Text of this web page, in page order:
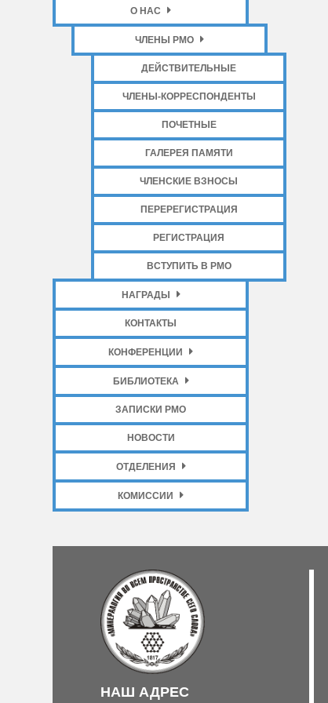
О НАС
ЧЛЕНЫ РМО
ДЕЙСТВИТЕЛЬНЫЕ
ЧЛЕНЫ-КОРРЕСПОНДЕНТЫ
ПОЧЕТНЫЕ
ГАЛЕРЕЯ ПАМЯТИ
ЧЛЕНСКИЕ ВЗНОСЫ
ПЕРЕРЕГИСТРАЦИЯ
РЕГИСТРАЦИЯ
ВСТУПИТЬ В РМО
НАГРАДЫ
КОНТАКТЫ
КОНФЕРЕНЦИИ
БИБЛИОТЕКА
ЗАПИСКИ РМО
НОВОСТИ
ОТДЕЛЕНИЯ
КОМИССИИ
НАШ АДРЕС